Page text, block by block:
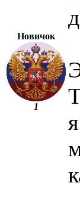
Новичок
1